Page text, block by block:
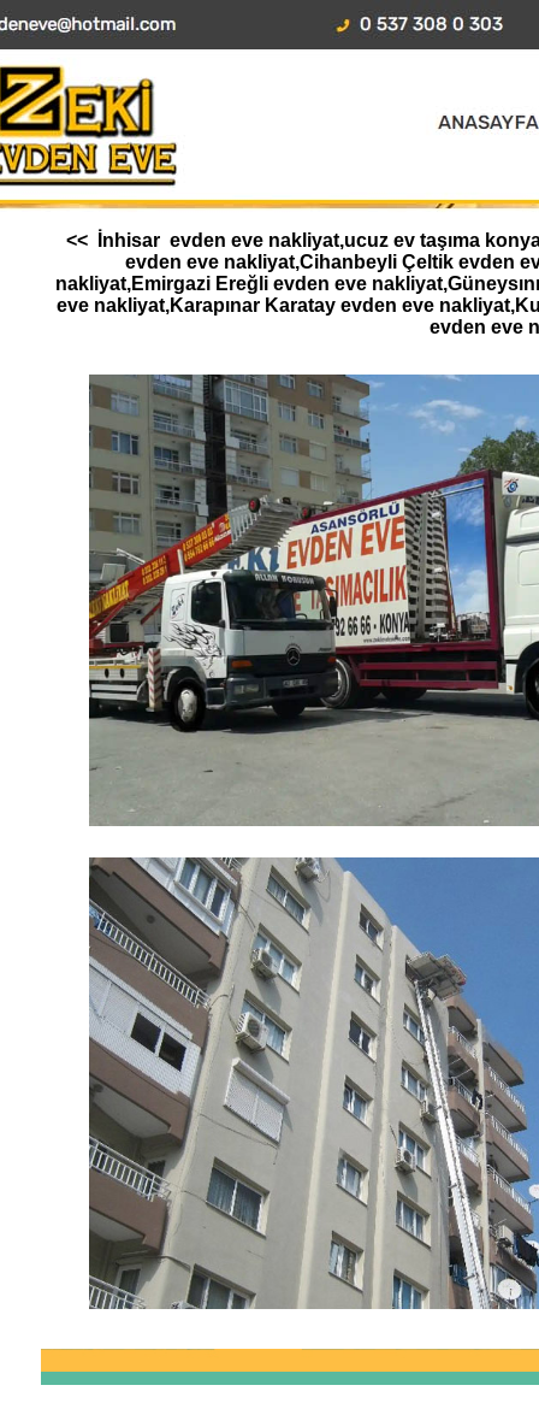
<< İnhisar evden eve nakliyat,ucuz ev taşıma
evden eve nakliyat,Cihanbeyli Çeltik evden
nakliyat,Emirgazi Ereğli evden eve
eve nakliyat,Karapınar Karatay evden eve
evden eve